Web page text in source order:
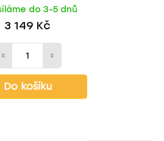
do 3-5 dnů
3 149 Kč
Do košíku